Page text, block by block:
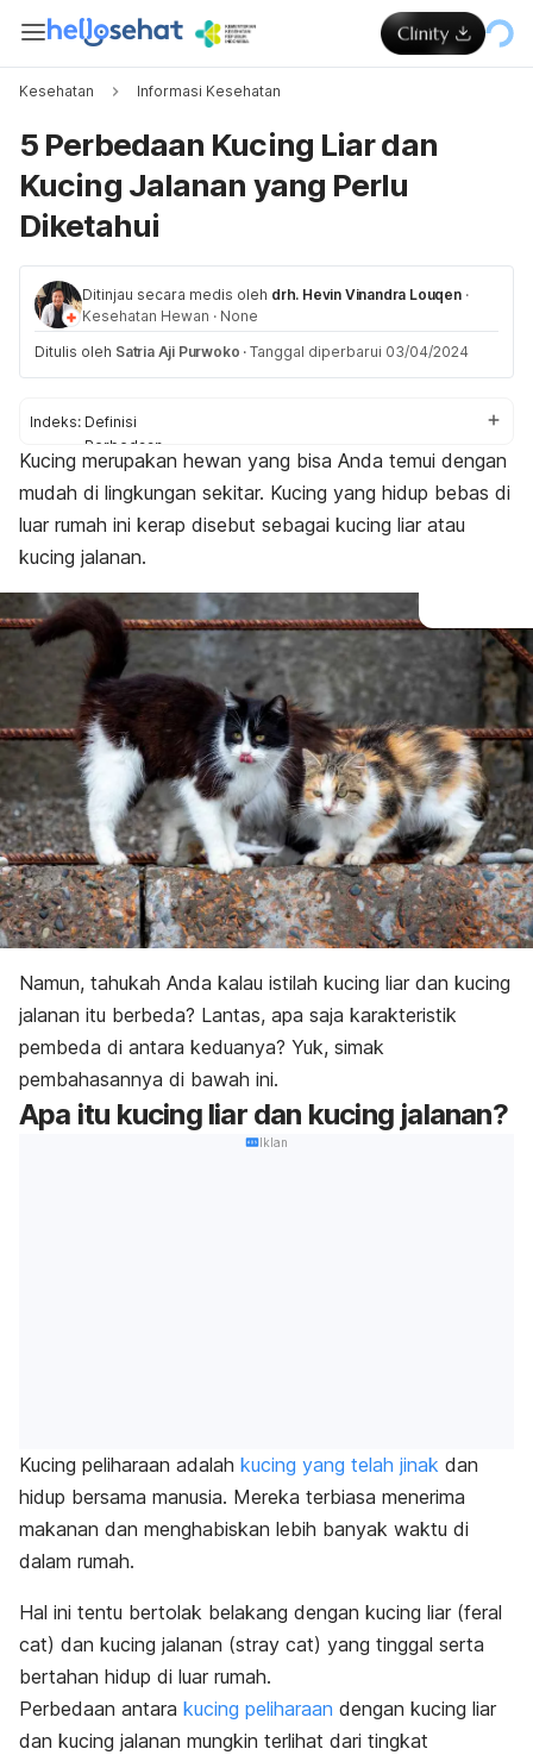
Kesehatan Informasi Kesehatan
5 Perbedaan Kucing Liar dan
Kucing Jalanan yang Perlu
Diketahui
Ditinjau secara medis oleh drh. Hevin Vinandra Louqen ·
Kesehatan Hewan · None
Ditulis oleh Satria Aji Purwoko · Tanggal diperbarui 03/04/2024
Indeks: Definisi
Perbedaan
Tips berinteraksi
Kucing merupakan hewan yang bisa Anda temui dengan
mudah di lingkungan sekitar. Kucing yang hidup bebas di
luar rumah ini kerap disebut sebagai kucing liar atau
kucing jalanan.
Namun, tahukah Anda kalau istilah kucing liar dan kucing
jalanan itu berbeda? Lantas, apa saja karakteristik
pembeda di antara keduanya? Yuk, simak
pembahasannya di bawah ini.
Apa itu kucing liar dan kucing jalanan?
Iklan
Kucing peliharaan adalah kucing yang telah jinak dan
hidup bersama manusia. Mereka terbiasa menerima
makanan dan menghabiskan lebih banyak waktu di
dalam rumah.
Hal ini tentu bertolak belakang dengan kucing liar (feral
cat) dan kucing jalanan (stray cat) yang tinggal serta
bertahan hidup di luar rumah.
Perbedaan antara kucing peliharaan dengan kucing liar
dan kucing jalanan mungkin terlihat dari tingkat